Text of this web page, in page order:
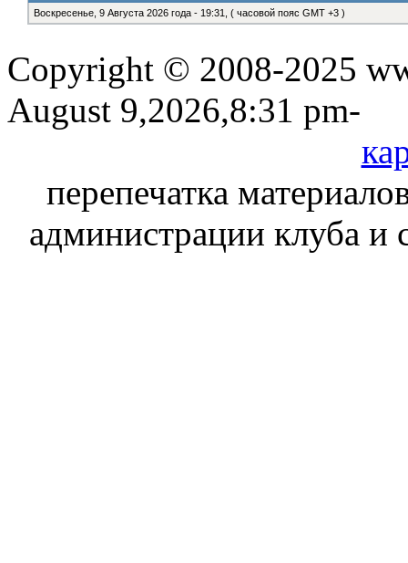
Воскресенье, 9 Августа 2026 года - 19:31, ( часовой пояс GMT +3 )
Copyright © 2008-2025
August 9,2026,8:31 pm-
перепечатка
администрации клуба и